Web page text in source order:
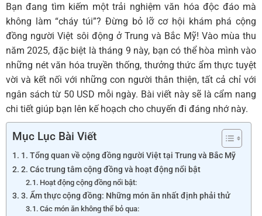
Bạn đang tìm kiếm một trải nghiệm văn hóa độc đáo mà
không làm “cháy túi”? Đừng bỏ lỡ cơ hội khám phá cộng
đồng người Việt sôi động ở Trung và Bắc Mỹ! Vào mùa thu
năm 2025, đặc biệt là tháng 9 này, bạn có thể hòa mình vào
những nét văn hóa truyền thống, thưởng thức ẩm thực tuyệt
vời và kết nối với những con người thân thiện, tất cả chỉ với
ngân sách từ 50 USD mỗi ngày. Bài viết này sẽ là cẩm nang
chi tiết giúp bạn lên kế hoạch cho chuyến đi đáng nhớ này.
Mục Lục Bài Viết
1. Tổng quan về cộng đồng người Việt tại Trung và Bắc Mỹ
2. Các trung tâm cộng đồng và hoạt động nổi bật
Hoạt động cộng đồng nổi bật:
3. Ẩm thực cộng đồng: Những món ăn nhất định phải thử
Các món ăn không thể bỏ qua: